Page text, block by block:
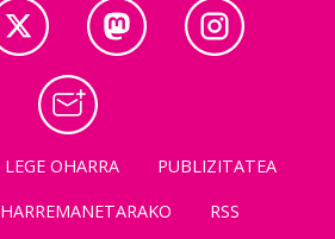
LEGE OHARRA
PUBLIZITATEA
HARREMANETARAKO RSS